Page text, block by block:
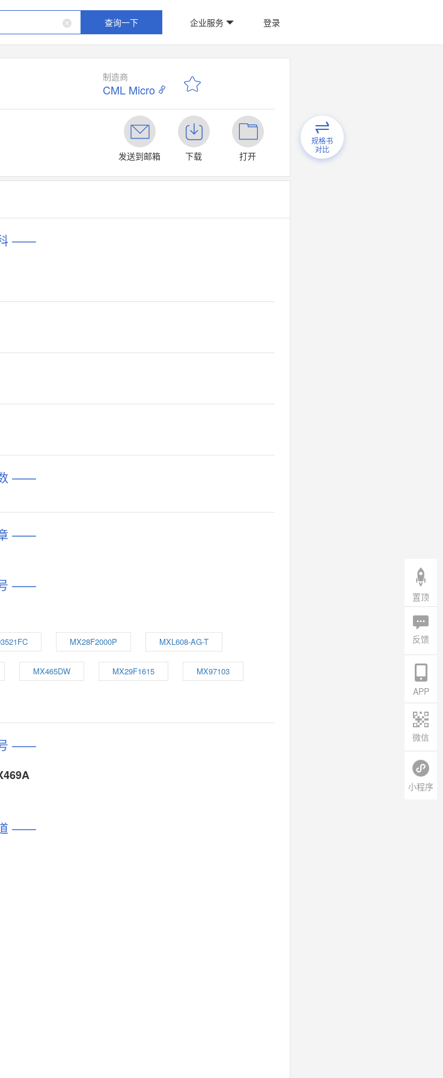
查询一下 企业服务 登录
制造商
CML Micro
发送到邮箱
下载 打开
规格书
对比
——
——
——
——
MX28F2000P MXL608-AG-T
MX465DW MX29F1615 MX97103
——
——
置顶
反馈
APP
微信
小程序